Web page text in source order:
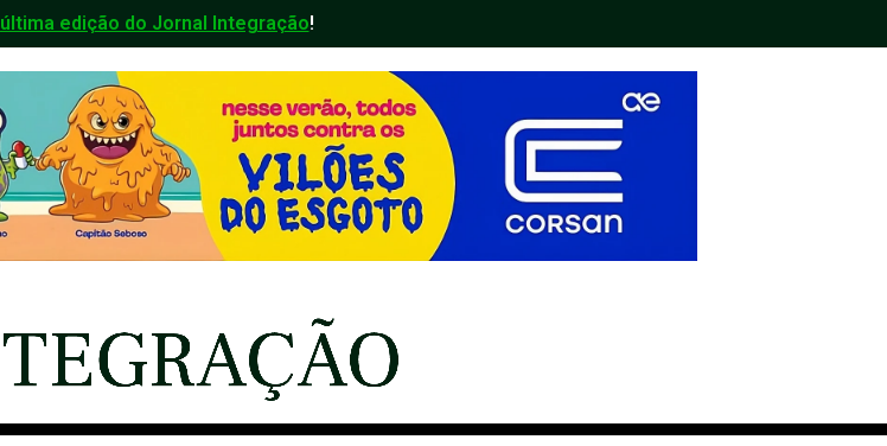
última edição do Jornal Integração!